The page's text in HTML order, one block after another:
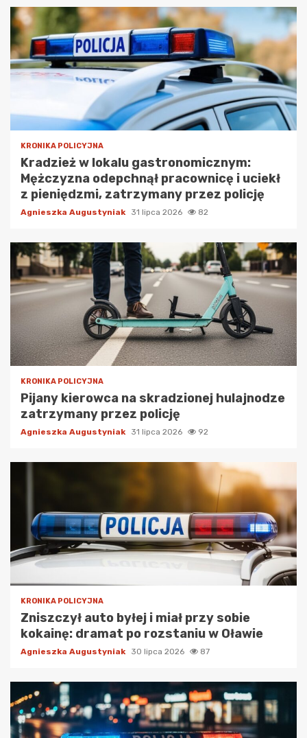
KRONIKA POLICYJNA
Kradzież w lokalu gastronomicznym:
Mężczyzna odepchnął pracownicę i uciekł
z pieniędzmi, zatrzymany przez policję
Agnieszka Augustyniak 31 lipca 2026 82
KRONIKA POLICYJNA
Pijany kierowca na skradzionej hulajnodze
zatrzymany przez policję
Agnieszka Augustyniak 31 lipca 2026 92
KRONIKA POLICYJNA
Zniszczył auto byłej i miał przy sobie
kokainę: dramat po rozstaniu w Oławie
Agnieszka Augustyniak 30 lipca 2026 87